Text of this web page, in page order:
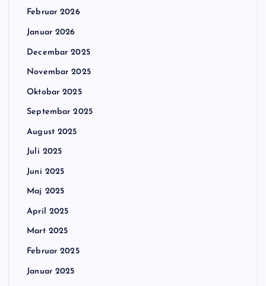
Februar 2026
Januar 2026
Decembar 2025
Novembar 2025
Oktobar 2025
Septembar 2025
August 2025
Juli 2025
Juni 2025
Maj 2025
April 2025
Mart 2025
Februar 2025
Januar 2025